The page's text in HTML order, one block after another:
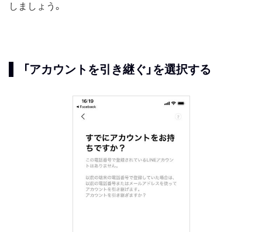
しましょう。
「アカウントを引き継ぐ」を選択する